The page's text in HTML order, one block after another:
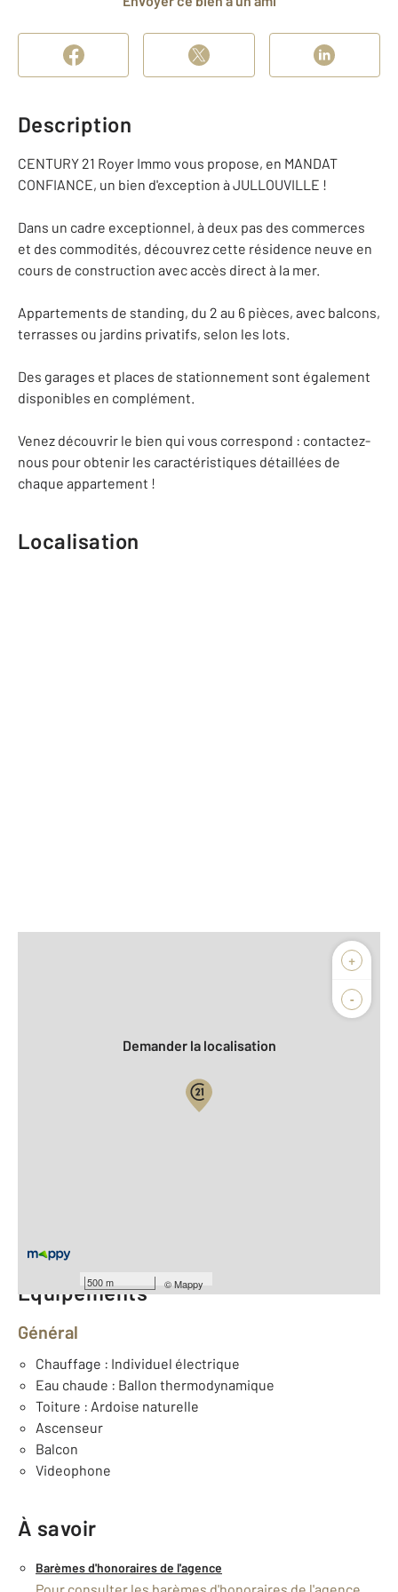
Description
CENTURY 21 Royer Immo vous propose, en MANDAT
CONFIANCE, un bien d'exception à JULLOUVILLE !
Dans un cadre exceptionnel, à deux pas des commerces
et des commodités, découvrez cette résidence neuve en
cours de construction avec accès direct à la mer.
Appartements de standing, du 2 au 6 pièces, avec balcons,
terrasses ou jardins privatifs, selon les lots.
Des garages et places de stationnement sont également
disponibles en complément.
Venez découvrir le bien qui vous correspond : contactez-
nous pour obtenir les caractéristiques détaillées de
chaque appartement !
Localisation
+
-
500 m ©Mappy
Biens vendus
Demander la localisation
Équipements
Général
Chauffage : Individuel électrique
Eau chaude : Ballon thermodynamique
Toiture : Ardoise naturelle
Ascenseur
Balcon
Videophone
À savoir
Barèmes d'honoraires de l'agence